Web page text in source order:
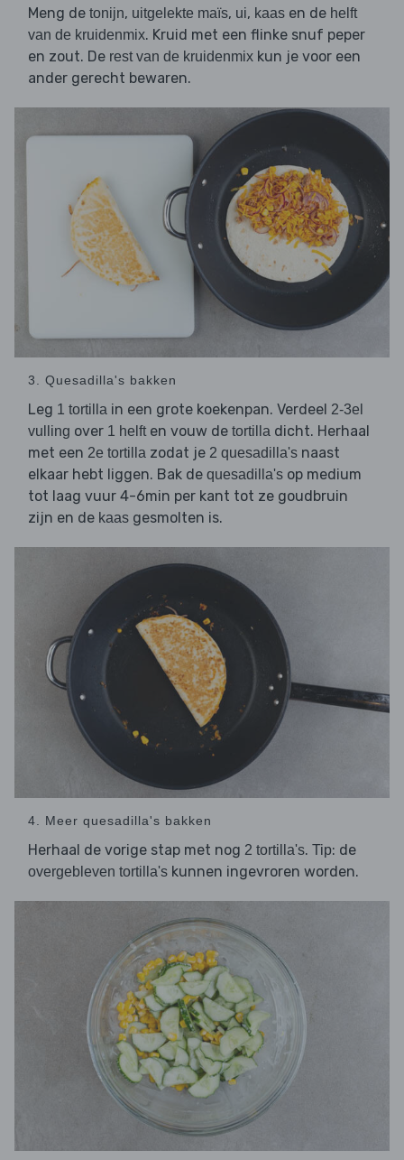
Meng de tonijn, uitgelekte maïs, ui, kaas en de helft
van de kruidenmix. Kruid met een flinke snuf peper
en zout. De rest van de kruidenmix kun je voor een
ander gerecht bewaren.
3. Quesadilla's bakken
Leg 1 tortilla in een grote koekenpan. Verdeel 2-3el
vulling over 1 helften vouw de tortilla dicht. Herhaal
met een 2e tortilla zodat je 2 quesadilla's naast
elkaar hebt liggen. Bak de quesadilla's op medium
tot laag vuur 4-6min per kant tot ze goudbruin
zijn en de kaas gesmolten is.
4. Meer quesadilla's bakken
Herhaal de vorige stap met nog 2 tortilla's. Tip: de
overgebleven tortilla's kunnen ingevroren worden.